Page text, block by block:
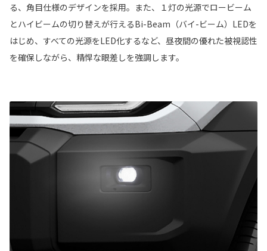
る、角目仕様のデザインを採用。また、１灯の光源でロービーム
とハイビームの切り替えが行えるBi-Beam（バイ-ビーム）LEDを
はじめ、すべての光源をLED化するなど、昼夜間の優れた被視認性
を確保しながら、精悍な眼差しを強調します。